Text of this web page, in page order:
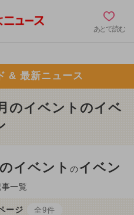
あとで読む
& 最新ニュース
のイベントのイベ
イベントのイベン
一覧
ージ 全9件